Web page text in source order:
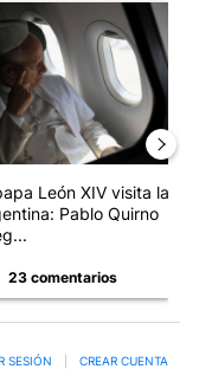
serán los cortes
de tendencia
León XIV visita la
Pablo Quirno
23 comentarios
SESIÓN CREAR CUENTA